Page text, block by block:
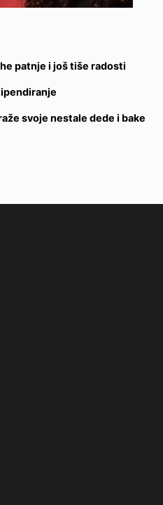
patnje i još tiše radosti
svoje nestale dede i bake